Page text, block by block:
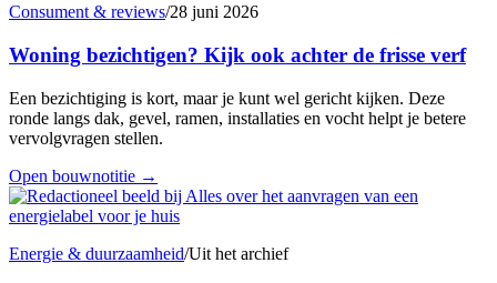
Consument & reviews/28 juni 2026
Woning bezichtigen? Kijk ook achter de frisse verf
Een bezichtiging is kort, maar je kunt wel gericht kijken. Deze
ronde langs dak, gevel, ramen, installaties en vocht helpt je betere
vervolgvragen stellen.
Open bouwnotitie →
Energie & duurzaamheid/Uit het archief